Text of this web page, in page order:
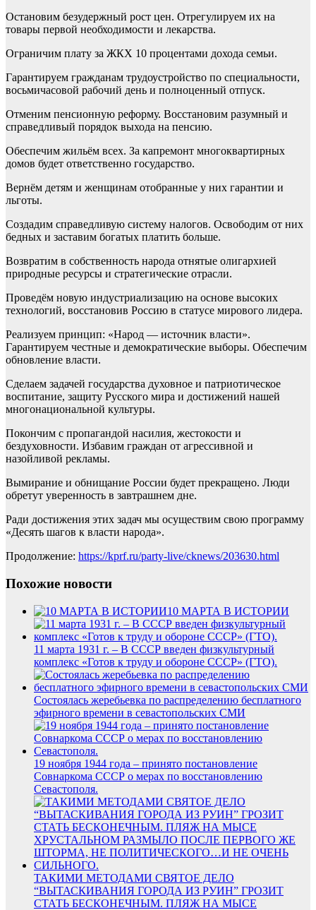
Остановим безудержный рост цен. Отрегулируем их на
товары первой необходимости и лекарства.
Ограничим плату за ЖКХ 10 процентами дохода семьи.
Гарантируем гражданам трудоустройство по специальности,
восьмичасовой рабочий день и полноценный отпуск.
Отменим пенсионную реформу. Восстановим разумный и
справедливый порядок выхода на пенсию.
Обеспечим жильём всех. За капремонт многоквартирных
домов будет ответственно государство.
Вернём детям и женщинам отобранные у них гарантии и
льготы.
Создадим справедливую систему налогов. Освободим от них
бедных и заставим богатых платить больше.
Возвратим в собственность народа отнятые олигархией
природные ресурсы и стратегические отрасли.
Проведём новую индустриализацию на основе высоких
технологий, восстановив Россию в статусе мирового лидера.
Реализуем принцип: «Народ — источник власти».
Гарантируем честные и демократические выборы. Обеспечим
обновление власти.
Сделаем задачей государства духовное и патриотическое
воспитание, защиту Русского мира и достижений нашей
многонациональной культуры.
Покончим с пропагандой насилия, жестокости и
бездуховности. Избавим граждан от агрессивной и
назойливой рекламы.
Вымирание и обнищание России будет прекращено. Люди
обретут уверенность в завтрашнем дне.
Ради достижения этих задач мы осуществим свою программу
«Десять шагов к власти народа».
Продолжение: https://kprf.ru/party-live/cknews/203630.html
Похожие новости
10 МАРТА В ИСТОРИИ
11 марта 1931 г. – В СССР введен физкультурный
комплекс «Готов к труду и обороне СССР» (ГТО).
Состоялась жеребьевка по распределению бесплатного
эфирного времени в севастопольских СМИ
19 ноября 1944 года – принято постановление
Совнаркома СССР о мерах по восстановлению
Севастополя.
ТАКИМИ МЕТОДАМИ СВЯТОЕ ДЕЛО
“ВЫТАСКИВАНИЯ ГОРОДА ИЗ РУИН” ГРОЗИТ
СТАТЬ БЕСКОНЕЧНЫМ. ПЛЯЖ НА МЫСЕ